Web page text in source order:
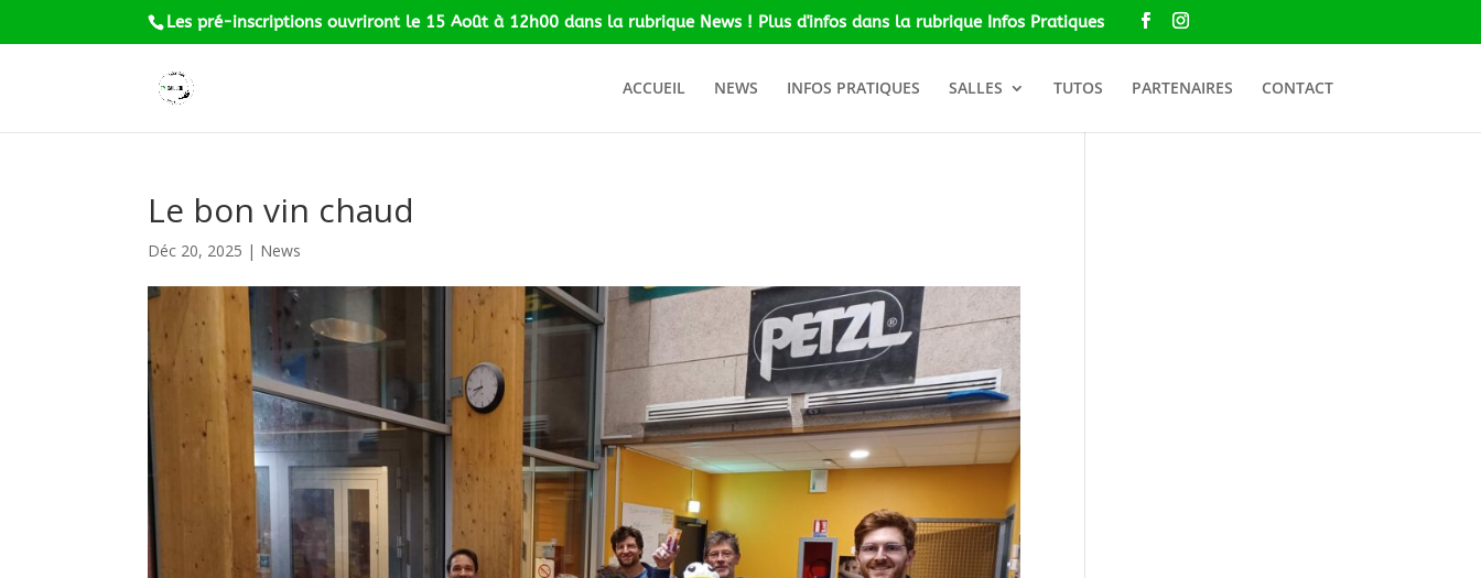
Les pré-inscriptions ouvriront le 15 Août à 12h00 dans la rubrique News ! Plus d'infos dans la rubrique Infos Pratiques
ACCUEIL NEWS INFOS PRATIQUES SALLES TUTOS PARTENAIRES CONTACT
Le bon vin chaud
Déc 20, 2025 | News